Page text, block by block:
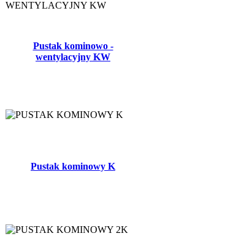
Pustak kominowo -
wentylacyjny KW
Pustak kominowy K